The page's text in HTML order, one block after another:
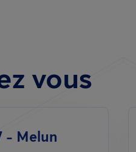
vous
- Melun